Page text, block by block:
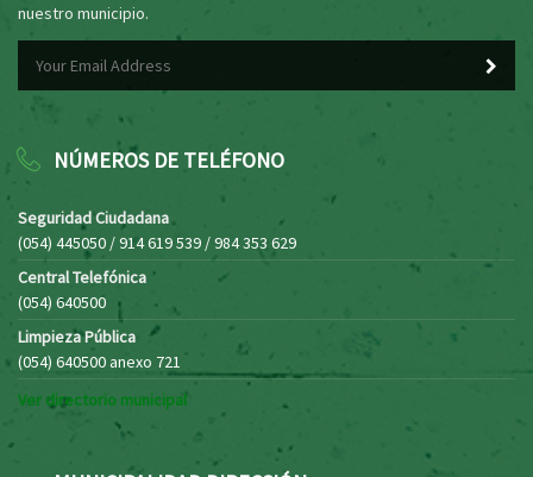
nuestro municipio.
NÚMEROS DE TELÉFONO
Seguridad Ciudadana
(054) 445050 / 914 619 539 / 984 353 629
Central Telefónica
(054) 640500
Limpieza Pública
(054) 640500 anexo 721
Ver directorio municipal